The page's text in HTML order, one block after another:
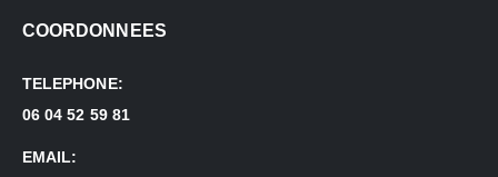
COORDONNEES
TELEPHONE:
06 04 52 59 81
EMAIL: